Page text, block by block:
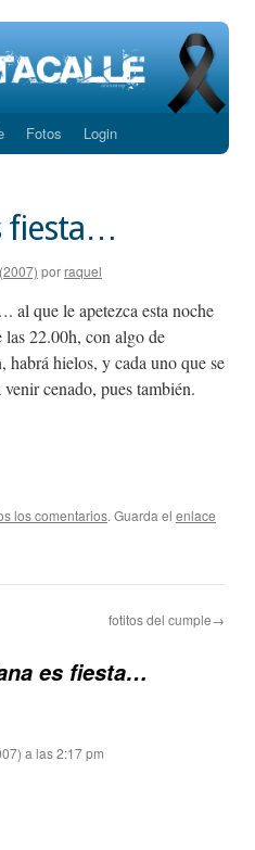
Fotos Login
fiesta…
por raquel
que le apetezca esta noche
las 22.00h, con algo de
habrá hielos, y cada uno que se
cenado, pues también.
los comentarios. Guarda el enlace
fotitos del cumple→
es fiesta…
a las 2:17 pm